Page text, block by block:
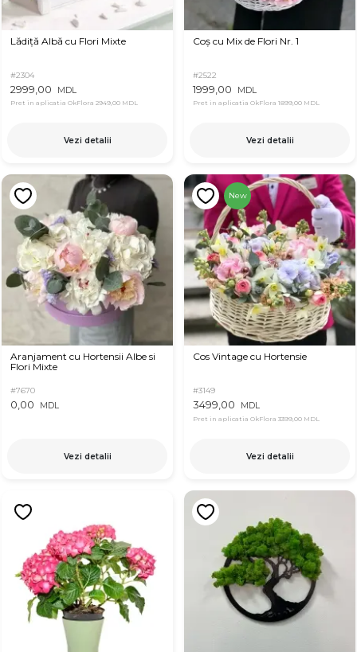
Lădiță Albă cu Flori Mixte
#2304
2999,00 MDL
Pret in aplicatia OkFlora 2949,00 MDL
Vezi detalii
Coș cu Mix de Flori Nr. 1
#2522
1999,00 MDL
Pret in aplicatia OkFlora 1899,00 MDL
Vezi detalii
Aranjament cu Hortensii Albe si
Flori Mixte
#7670
0,00 MDL
Vezi detalii
New
Cos Vintage cu Hortensie
#3149
3499,00 MDL
Pret in aplicatia OkFlora 3399,00 MDL
Vezi detalii